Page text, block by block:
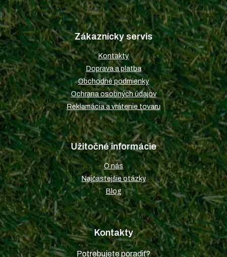
Z
á
p
ä
t
i
e
Zákaznícky servis
Kontakty
Doprava a platba
Obchodné podmienky
Ochrana osobných údajov
Reklamácia a vrátenie tovaru
Užitočné informácie
O nás
Najčastejšie otázky
Blog
Kontakty
Potrebujete poradiť?